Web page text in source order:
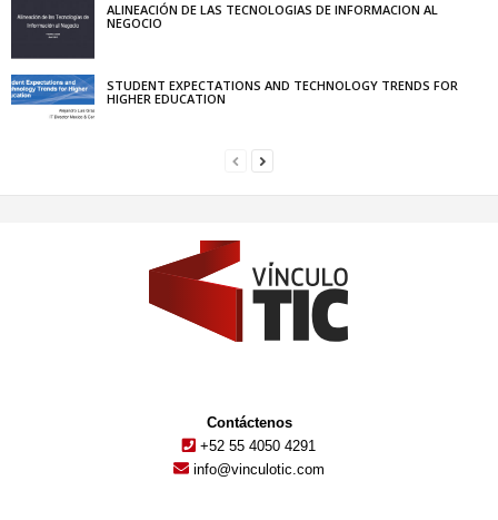
ALINEACIÓN DE LAS TECNOLOGIAS DE INFORMACION AL
NEGOCIO
STUDENT EXPECTATIONS AND TECHNOLOGY TRENDS FOR
HIGHER EDUCATION
Contáctenos
+52 55 4050 4291
info@vinculotic.com